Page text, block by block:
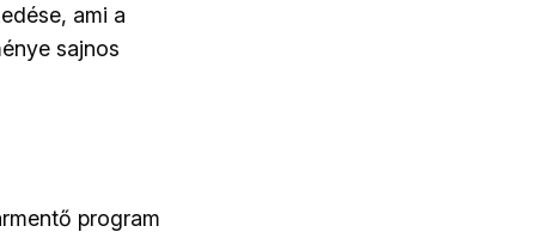
ami a
sajnos
program